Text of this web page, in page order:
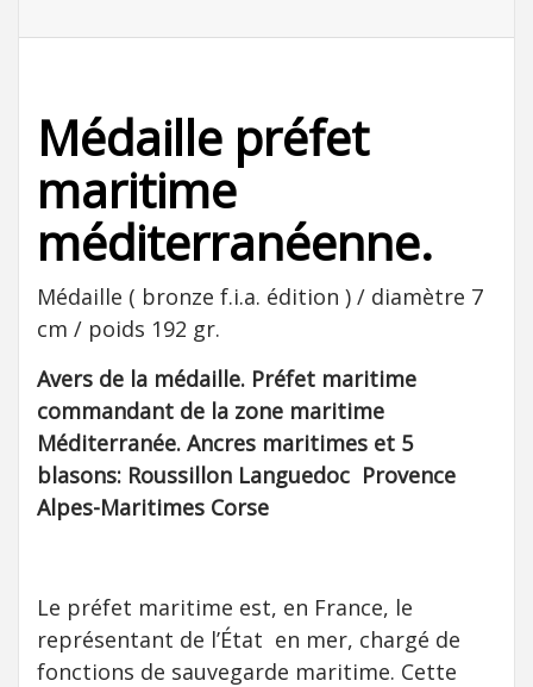
Médaille préfet
maritime
méditerranéenne.
Médaille ( bronze f.i.a. édition ) / diamètre 7
cm / poids 192 gr.
Avers de la médaille. Préfet maritime
commandant de la zone maritime
Méditerranée. Ancres maritimes et 5
blasons: Roussillon Languedoc Provence
Alpes-Maritimes Corse
Le préfet maritime est, en France, le
représentant de l’État en mer, chargé de
fonctions de sauvegarde maritime. Cette